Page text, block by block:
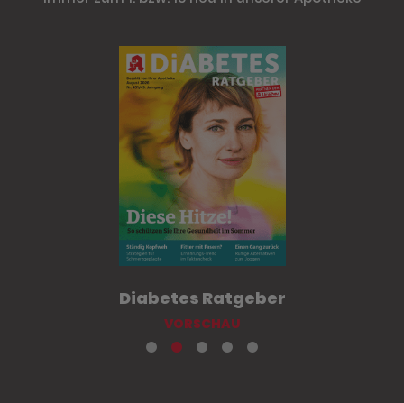
Diabetes Ratgeber
VORSCHAU